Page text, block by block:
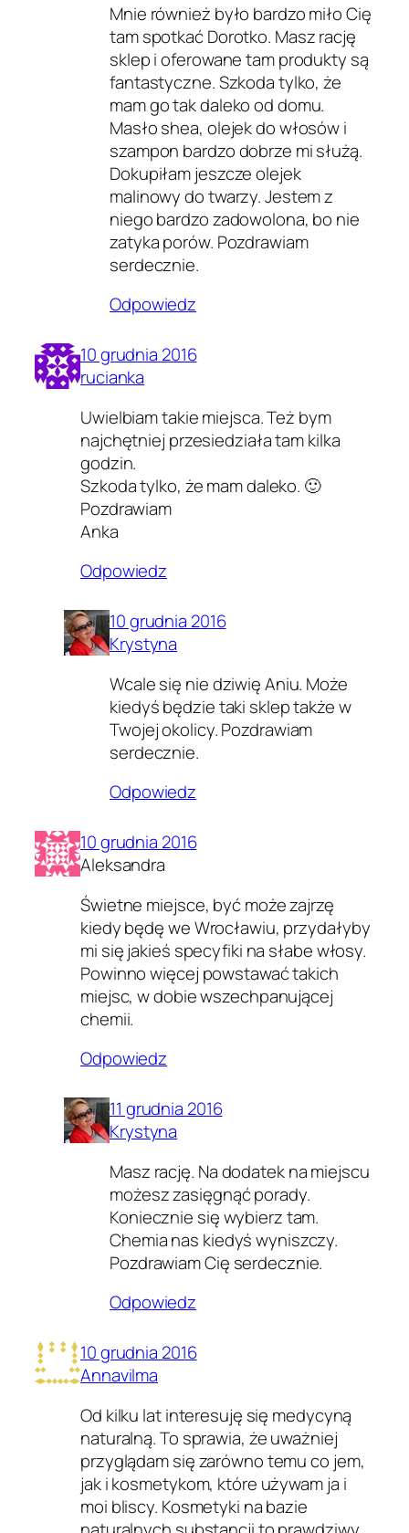
Mnie również było bardzo miło Cię
tam spotkać Dorotko. Masz rację
sklep i oferowane tam produkty są
fantastyczne. Szkoda tylko, że
mam go tak daleko od domu.
Masło shea, olejek do włosów i
szampon bardzo dobrze mi służą.
Dokupiłam jeszcze olejek
malinowy do twarzy. Jestem z
niego bardzo zadowolona, bo nie
zatyka porów. Pozdrawiam
serdecznie.
Odpowiedz
10 grudnia 2016
rucianka
Uwielbiam takie miejsca. Też bym
najchętniej przesiedziała tam kilka
godzin.
Szkoda tylko, że mam daleko. 🙂
Pozdrawiam
Anka
Odpowiedz
10 grudnia 2016
Krystyna
Wcale się nie dziwię Aniu. Może
kiedyś będzie taki sklep także w
Twojej okolicy. Pozdrawiam
serdecznie.
Odpowiedz
10 grudnia 2016
Aleksandra
Świetne miejsce, być może zajrzę
kiedy będę we Wrocławiu, przydałyby
mi się jakieś specyfiki na słabe włosy.
Powinno więcej powstawać takich
miejsc, w dobie wszechpanującej
chemii.
Odpowiedz
11 grudnia 2016
Krystyna
Masz rację. Na dodatek na miejscu
możesz zasięgnąć porady.
Koniecznie się wybierz tam.
Chemia nas kiedyś wyniszczy.
Pozdrawiam Cię serdecznie.
Odpowiedz
10 grudnia 2016
Annavilma
Od kilku lat interesuję się medycyną
naturalną. To sprawia, że uważniej
przyglądam się zarówno temu co jem,
jak i kosmetykom, które używam ja i
moi bliscy. Kosmetyki na bazie